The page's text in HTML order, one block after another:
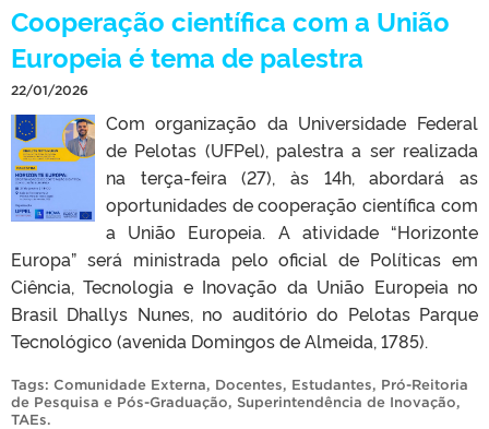
Cooperação científica com a União
Europeia é tema de palestra
22/01/2026
Com organização da Universidade Federal
de Pelotas (UFPel), palestra a ser realizada
na terça-feira (27), às 14h, abordará as
oportunidades de cooperação científica com
a União Europeia. A atividade “Horizonte
Europa” será ministrada pelo oficial de Políticas em
Ciência, Tecnologia e Inovação da União Europeia no
Brasil Dhallys Nunes, no auditório do Pelotas Parque
Tecnológico (avenida Domingos de Almeida, 1785).
Tags: Comunidade Externa, Docentes, Estudantes, Pró-Reitoria
de Pesquisa e Pós-Graduação, Superintendência de Inovação,
TAEs.